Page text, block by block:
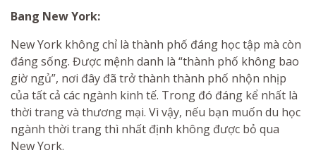
Bang New York:
New York không chỉ là thành phố đáng học tập mà còn
đáng sống. Được mệnh danh là “thành phố không bao
giờ ngủ”, nơi đây đã trở thành thành phố nhộn nhịp
của tất cả các ngành kinh tế. Trong đó đáng kể nhất là
thời trang và thương mại. Vì vậy, nếu bạn muốn du học
ngành thời trang thì nhất định không được bỏ qua
New York.